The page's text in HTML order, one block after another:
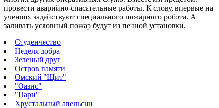
провести аварийно-спасательные работы. К слову, впервые на
учениях задействуют специального пожарного робота. А
заливать условный пожар будут из пенной установки.
Студенчество
Неделя добра
Зеленый друг
Остров памяти
Омский "Щит"
"Оазис"
"Пари"
Хрустальный апельсин